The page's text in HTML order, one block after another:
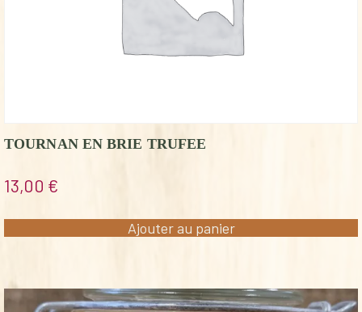
TOURNAN EN BRIE TRUFEE
13,00 €
Ajouter au panier